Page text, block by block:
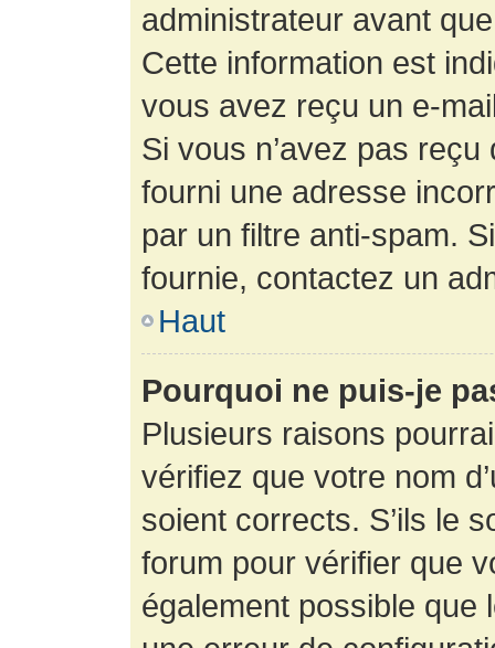
administrateur avant
Cette information est
vous avez reçu un e-
Si vous n’avez pas
fourni une adresse
par un filtre anti-spam.
fournie, contactez un
Haut
Pourquoi ne puis-je
Plusieurs raisons
vérifiez que votre nom
soient corrects. S’ils le
forum pour vérifier que
également possible que